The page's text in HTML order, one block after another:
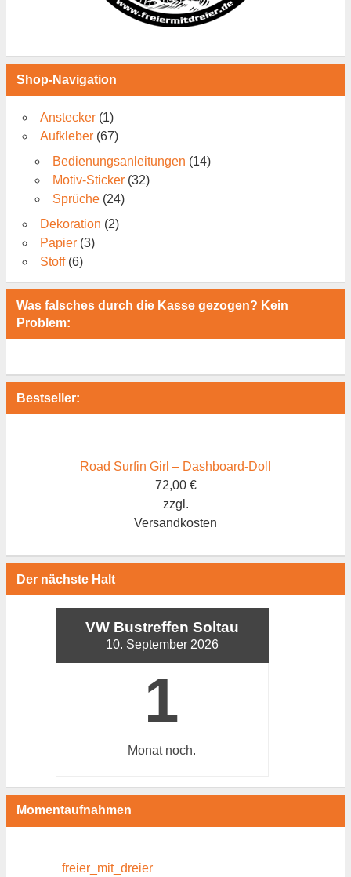
Shop-Navigation
Anstecker (1)
Aufkleber (67)
Bedienungsanleitungen (14)
Motiv-Sticker (32)
Sprüche (24)
Dekoration (2)
Papier (3)
Stoff (6)
Was falsches durch die Kasse gezogen? Kein
Problem:
Bestseller:
Road Surfin Girl – Dashboard-Doll
72,00 €
zzgl.
Versandkosten
Der nächste Halt
VW Bustreffen Soltau
10. September 2026
1
Monatnoch.
Momentaufnahmen
freier_mit_dreier